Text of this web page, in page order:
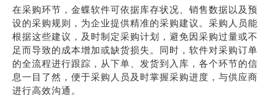
在采购环节，金蝶软件可依据库存状况、销售数据以及预
设的采购规则，为企业提供精准的采购建议。采购人员能
根据这些建议，及时制定采购计划，避免因采购过量或不
足而导致的成本增加或缺货损失。同时，软件对采购订单
的全流程进行跟踪，从下单、发货到入库，各个环节的信
息一目了然，便于采购人员及时掌握采购进度，与供应商
进行高效沟通。